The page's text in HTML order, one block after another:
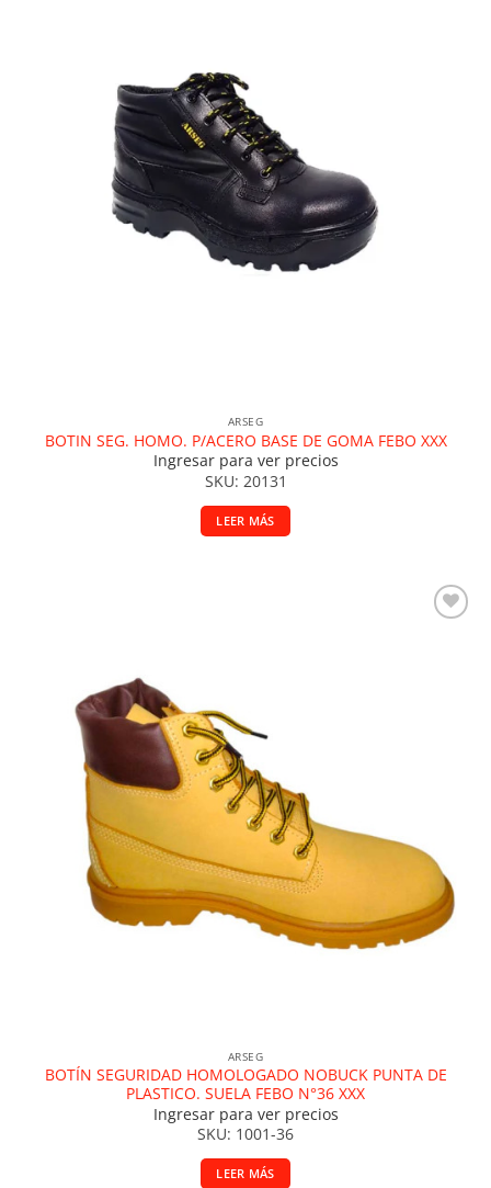
ARSEG
BOTIN SEG. HOMO. P/ACERO BASE DE GOMA FEBO XXX
Ingresar para ver precios
SKU: 20131
LEER MÁS
ARSEG
BOTÍN SEGURIDAD HOMOLOGADO NOBUCK PUNTA DE
PLASTICO. SUELA FEBO N°36 XXX
Ingresar para ver precios
SKU: 1001-36
LEER MÁS